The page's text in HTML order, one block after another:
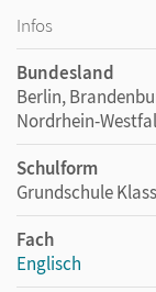
Infos
Bundesland
Berlin,
Nordrhein-
Schulform
Grundschule
Fach
Englisch